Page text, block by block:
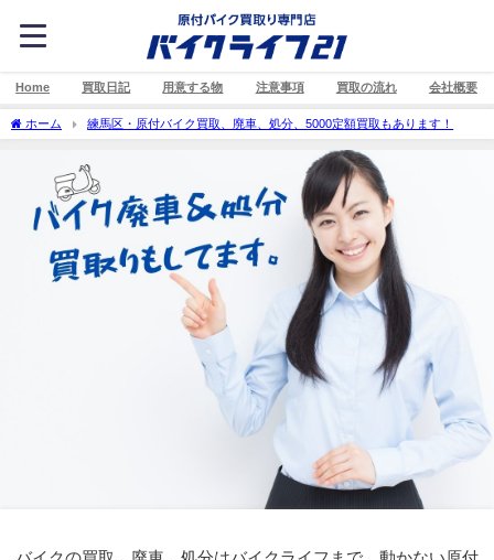
Home 買取日記 用意する物 注意事項 買取の流れ 会社概要
ホーム 練馬区・原付バイク買取、廃車、処分、5000定額買取もあります！